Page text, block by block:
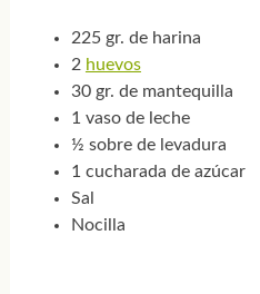
225 gr. de harina
2 huevos
30 gr. de mantequilla
1 vaso de leche
½ sobre de levadura
1 cucharada de azúcar
Sal
Nocilla